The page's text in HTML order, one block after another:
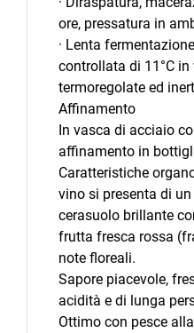
ore, pressatura in
· Lenta
controllata di 11°C in
termoregolate ed
Affinamento
In vasca di acciaio
affinamento in
Caratteristiche
vino si presenta di
cerasuolo brillante
frutta fresca rossa
note floreali.
Sapore piacevole,
acidità e di lunga
Ottimo con pesce